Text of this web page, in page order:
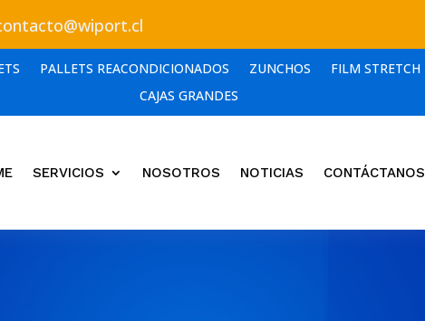
PALLETS REACONDICIONADOS ZUNCHOS FILM STRETCH
CAJAS GRANDES
SERVICIOS NOSOTROS NOTICIAS CONTÁCTANOS